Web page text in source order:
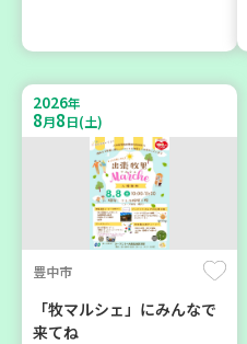
【第3地区本部】住み慣れた
地域で暮らしたい 「コープ
くらしの助け合いの会」(会
場：住吉)
ボランティア
9 24
2026年
8月8日(土)
豊中市
「牧マルシェ」にみんなで
来てね